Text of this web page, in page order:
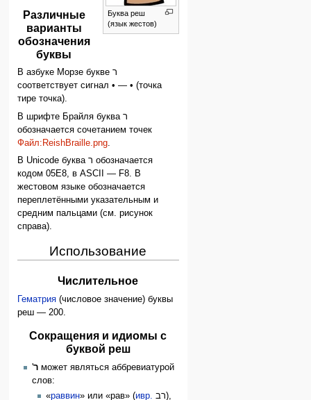
Буква реш
(язык жестов)
Различные
варианты
обозначения
буквы
В азбуке Морзе букве ר
соответствует сигнал • — • (точка
тире точка).
В шрифте Брайля буква ר
обозначается сочетанием точек
Файл:ReishBraille.png
В Unicode буква ר обозначается
кодом 05E8, в ASCII — F8. В
жестовом языке обозначается
переплетёнными указательным и
средним пальцами (см. рисунок
справа).
Использование
Числительное
Гематрия (числовое значение) буквы
реш — 200.
Сокращения и идиомы с
буквой реш
'רможет являться аббревиатурой
слов:
«раввин» или «рав» (ивр. רב‎),